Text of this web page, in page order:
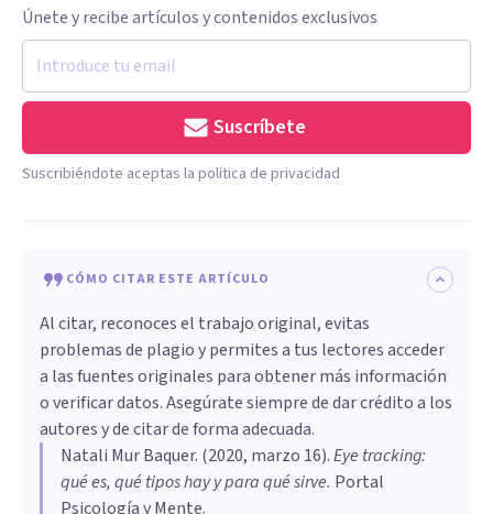
Únete y recibe artículos y contenidos exclusivos
Suscríbete
Suscribiéndote aceptas la política de privacidad
CÓMO CITAR ESTE ARTÍCULO
Al citar, reconoces el trabajo original, evitas
problemas de plagio y permites a tus lectores acceder
a las fuentes originales para obtener más información
o verificar datos. Asegúrate siempre de dar crédito a los
autores y de citar de forma adecuada.
Natali Mur Baquer. (2020, marzo 16).Eye tracking:
qué es, qué tipos hay y para qué sirve. Portal
Psicología y Mente.